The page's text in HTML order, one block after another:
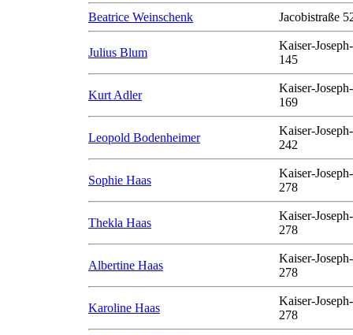
Beatrice Weinschenk Jacobistraße
Julius Blum
Kaiser-
145
Kurt Adler
Kaiser-
169
Leopold Bodenheimer
Kaiser-
242
Sophie Haas
Kaiser-
278
Thekla Haas
Kaiser-
278
Albertine Haas
Kaiser-
278
Karoline Haas
Kaiser-
278